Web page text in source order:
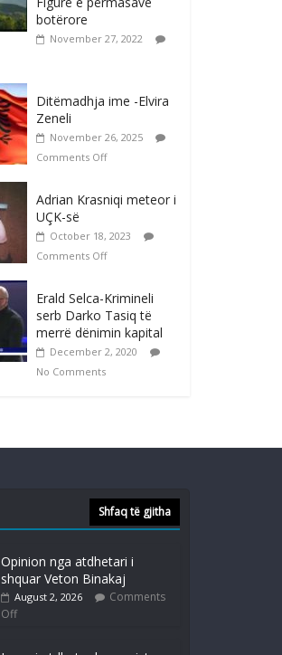
botërore
November 27, 2022
Ditëmadhja ime -Elvira
Zeneli
November 26, 2025
Comments Off
Adrian Krasniqi meteor i
UÇK-së
October 18, 2023
Comments Off
Erald Selca-Krimineli
serb Darko Tasiq të
merrë dënimin kapital
December 2, 2020
No Comments
Shfaq të gjitha
Opinion nga atdhetari i
shquar Veton Binakaj
August 2, 2026
Comments
Off